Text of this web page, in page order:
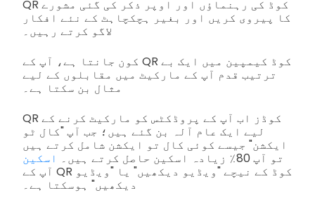
QR کوڈ کی رہنماؤں اور اوپر ذکر کی گئی مشورے
کا پیروی کریں اور بغیر ہچکچاہٹ کے نئے افکار
لاگو کرتے رہیں۔
کون جانتا ہے، آپ کے QR کوڈ کیمپین میں ایک بے
ترتیب قدم آپ کے مارکیٹ میں مقابلوں کے لیے
مثال بن سکتا ہے۔
QR کوڈز اب آپ کے پروڈکٹس کو مارکیٹ کرنے کے
لیے ایک عام آلہ بن گئے ہیں؛ جب آپ "کال ٹو
ایکشن" جیسے کوئی کال تو ایکشن شامل کرتے ہیں
تو آپ 80٪ زیادہ اسکین حاصل کرتے ہیں۔
اسکین
آپ کے QR کوڈ کے نیچے "ویڈیو دیکھیں" یا "ویڈیو
دیکھیں" ہوسکتا ہے۔